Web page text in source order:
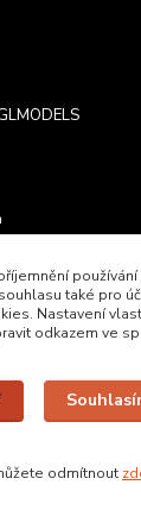
sběr cookies.
HEZKÝ DEN A
také pro
Nastavení
odkazem ve
odmítnout